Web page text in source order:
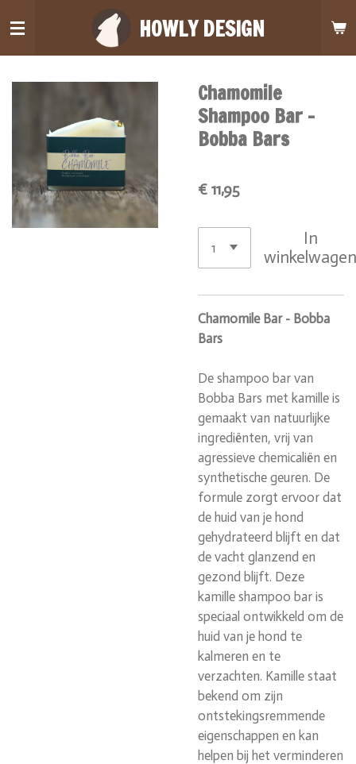
direct
naar
HOWLY DESIGN
Chamomile
Shampoo Bar -
Bobba Bars
€ 11,95
In
Chamomile Bar - Bobba
Bars
De shampoo bar van
Bobba Bars met kamille is
gemaakt van natuurlijke
ingrediënten, vrij van
agressieve chemicaliën en
synthetische geuren. De
formule zorgt ervoor dat
de huid van je hond
gehydrateerd blijft en dat
de vacht glanzend en
gezond blijft. Deze
kamille shampoo bar is
speciaal ontwikkeld om de
huid van je hond te
kalmeren en te
verzachten. Kamille staat
bekend om zijn
ontstekingsremmende
eigenschappen en kan
helpen bij het verminderen